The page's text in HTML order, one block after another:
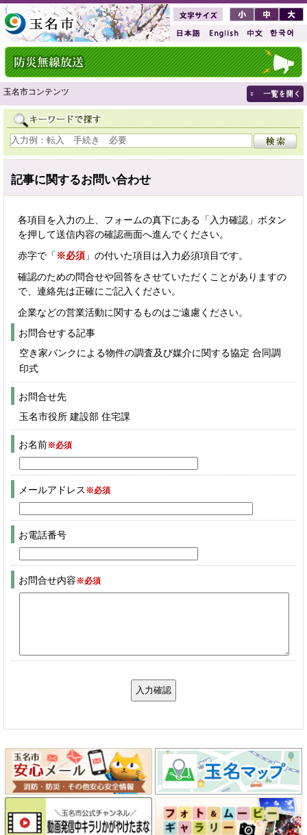
玉名市コンテンツ
記事に関するお問い合わせ
各項目を入力の上、フォームの真下にある「入力確認」ボタン
を押して送信内容の確認画面へ進んでください。
赤字で「 ※必須 」の付いた項目は入力必須項目です。
確認のための問合せや回答をさせていただくことがありますの
で、連絡先は正確にご記入ください。
企業などの営業活動に関するものはご遠慮ください。
お問合せする記事
空き家バンクによる物件の調査及び媒介に関する協定 合同調
印式
お問合せ先
玉名市役所 建設部 住宅課
お名前※必須
メールアドレス ※必須
お電話番号
お問合せ内容※必須